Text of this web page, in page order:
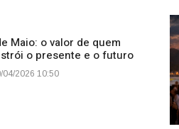
Maio: o valor de quem
o presente e o futuro
2026 10:50